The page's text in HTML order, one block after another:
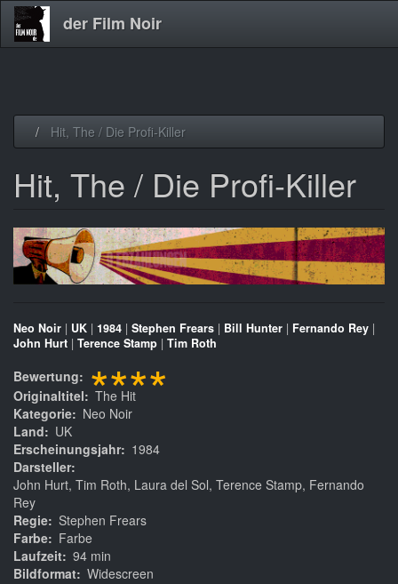
der Film Noir
Hit, The / Die Profi-Killer
Hit, The / Die Profi-Killer
Neo Noir | UK | 1984 | Stephen Frears | Bill Hunter | Fernando Rey |
John Hurt | Terence Stamp | Tim Roth
Bewertung ****
Originaltitel
The Hit
Kategorie
Neo Noir
Land
UK
Erscheinungsjahr
1984
Darsteller
John Hurt, Tim Roth, Laura del Sol, Terence Stamp, Fernando
Rey
Regie Stephen Frears
Farbe
Farbe
Laufzeit 94 min
Bildformat Widescreen